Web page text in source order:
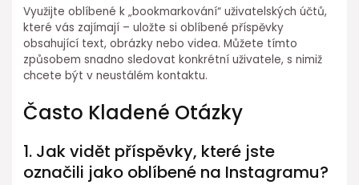
Využijte oblíbené k „bookmarkování“ uživatelských účtů,
které vás zajímají – uložte si oblíbené příspěvky
obsahující text, obrázky nebo videa. Můžete tímto
způsobem snadno sledovat konkrétní uživatele, s nimiž
chcete být v neustálém kontaktu.
Často Kladené Otázky
1. Jak vidět příspěvky, které jste
označili jako oblíbené na Instagramu?